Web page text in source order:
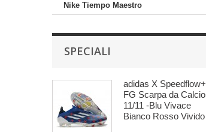
Nike Tiempo Maestro
SPECIALI
adidas X Speedflow+
FG Scarpa da Calcio
11/11 -Blu Vivace
Bianco Rosso Vivido